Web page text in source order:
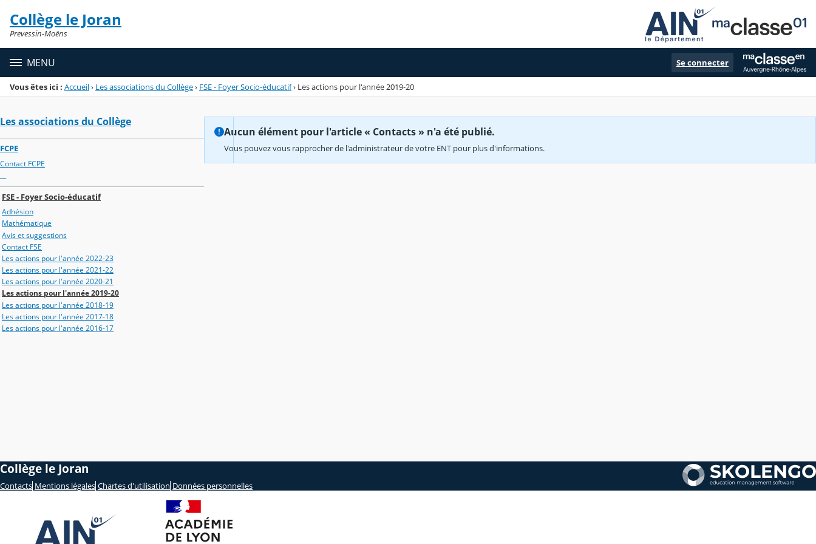
Menu de la rubrique
Contenu
Collège le Joran
Prevessin-Moëns
MENU Se connecter
Vous êtes ici : Accueil› Les associations du Collège› FSE - Foyer Socio-éducatif› Les actions pour l'année 2019-20
Les associations du Collège
FCPE
Contact FCPE
FSE - Foyer Socio-éducatif
Adhésion
Mathématique
Avis et suggestions
Contact FSE
Les actions pour l'année 2022-23
Les actions pour l'année 2021-22
Les actions pour l'année 2020-21
Les actions pour l'année 2019-20
Les actions pour l'année 2018-19
Les actions pour l'année 2017-18
Les actions pour l'année 2016-17
Aucun élément pour l'article « Contacts » n'a été publié.
Vous pouvez vous rapprocher de l'administrateur de votre ENT pour plus d'informations.
Collège le Joran
Contacts Mentions légales Chartes d'utilisation Données personnelles